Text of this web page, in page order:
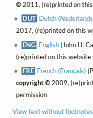
©2011, (re)printed on
DUT Dutch
2017, (re)printed on this
ENG English(John H.
(re)printed on this
FRE French (Français)
copyright ©2009,
permission
View text without footnotes